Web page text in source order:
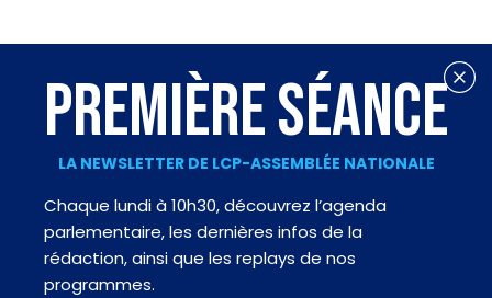
PREMIÈRE SÉANCE
LA NEWSLETTER DE LCP-ASSEMBLÉE NATIONALE
Chaque lundi à 10h30, découvrez l’agenda
parlementaire, les dernières infos de la
rédaction, ainsi que les replays de nos
programmes.